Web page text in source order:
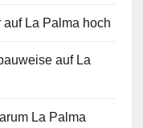
La Palma hoch
auf La
La Palma